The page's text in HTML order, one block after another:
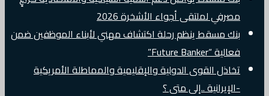
مصرفي لملتقى أجواء الأشخرة 2026
بنك مسقط ينظم رحلة اكتشاف مهني لأبناء الموظفين ضمن
فعالية “Future Banker”
تخاذل القوى الدولية والإقليمية والمماطلة الأمريكية
-الإيرانية ..إلى متى ؟